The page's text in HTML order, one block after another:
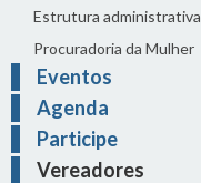
Estrutura administrativa
Procuradoria da Mulher
Eventos
Agenda
Participe
Vereadores